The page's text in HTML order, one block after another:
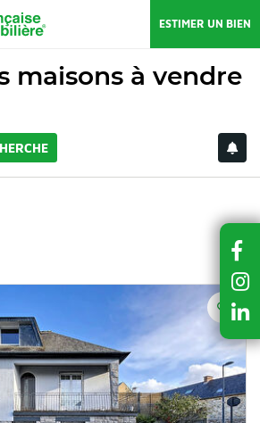
ESTIMER UN BIEN
maisons à vendre